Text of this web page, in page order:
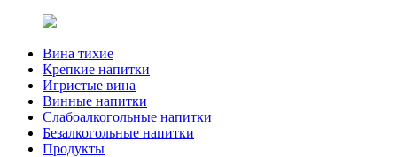
Вина тихие
Крепкие напитки
Игристые вина
Винные напитки
Слабоалкогольные напитки
Безалкогольные напитки
Продукты